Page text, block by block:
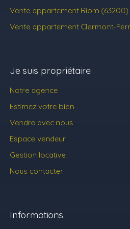
Vente appartement Riom (63200)
Vente appartement Clermont-
Je suis propriétaire
Notre agence
Estimez votre bien
Vendre avec nous
Espace vendeur
Gestion locative
Nous contacter
Informations